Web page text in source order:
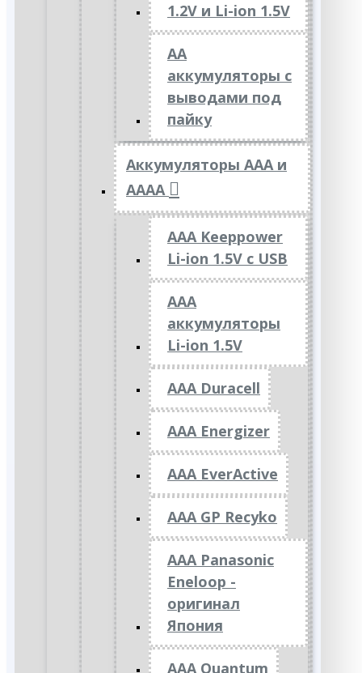
1.2V и Li-ion 1.5V
АА
аккумуляторы с
выводами под
пайку
Аккумуляторы ААА и
АААА
AAA Keeppower
Li-ion 1.5V с USB
ААА
аккумуляторы
Li-ion 1.5V
AAA Duracell
AAA Energizer
AAA EverActive
AAA GP Recyko
AAA Panasonic
Eneloop -
оригинал
Япония
AAA Quantum